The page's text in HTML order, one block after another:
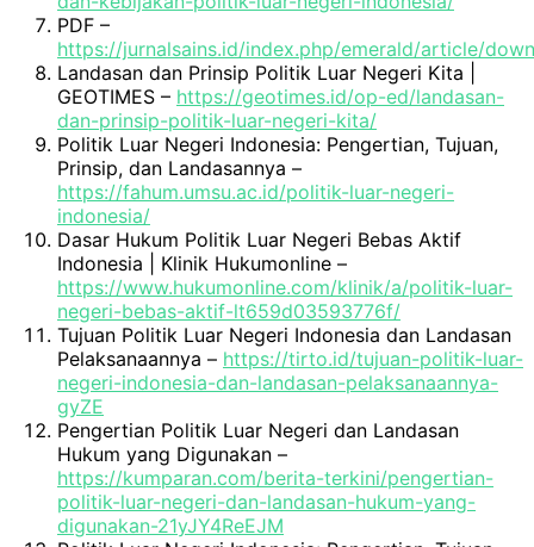
PDF –
https://jurnalsains.id/index.php/emerald/article/
Landasan dan Prinsip Politik Luar Negeri Kita |
GEOTIMES – https://geotimes.id/op-ed/landasan-
dan-prinsip-politik-luar-negeri-kita/
Politik Luar Negeri Indonesia: Pengertian, Tujuan,
Prinsip, dan Landasannya –
https://fahum.umsu.ac.id/politik-luar-negeri-
indonesia/
Dasar Hukum Politik Luar Negeri Bebas Aktif
Indonesia | Klinik Hukumonline –
https://www.hukumonline.com/klinik/a/politik-luar-
negeri-bebas-aktif-lt659d03593776f/
Tujuan Politik Luar Negeri Indonesia dan Landasan
Pelaksanaannya – https://tirto.id/tujuan-politik-luar-
negeri-indonesia-dan-landasan-pelaksanaannya-
gyZE
Pengertian Politik Luar Negeri dan Landasan
Hukum yang Digunakan –
https://kumparan.com/berita-terkini/pengertian-
politik-luar-negeri-dan-landasan-hukum-yang-
digunakan-21yJY4ReEJM